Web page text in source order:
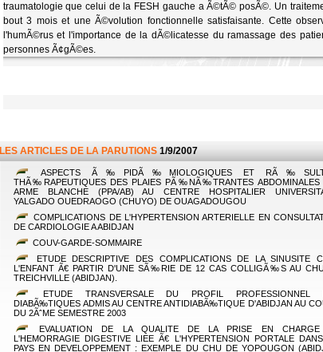
traumatologie que celui de la FESH gauche a Ã©tÃ© posÃ©. Un
bout 3 mois et une Ã©volution fonctionnelle satisfaisante. Cette
l'humÃ©rus et l'importance de la dÃ©licatesse du ramassage des
personnes Ã¢gÃ©es.
LES ARTICLES DE LA PARUTIONS 1/9/2007
ASPECTS Ã‰PIDÃ‰MIOLOGIQUES ET
THÃ‰RAPEUTIQUES DES PLAIES PÃ‰NÃ‰TRANTES ABDOMINALES
ARME BLANCHE (PPA/AB) AU CENTRE HOSPITALIER
YALGADO OUEDRAOGO (CHUYO) DE OUAGADOUGOU
COMPLICATIONS DE L'HYPERTENSION ARTERIELLE EN
DE CARDIOLOGIE A ABIDJAN
COUV-GARDE-SOMMAIRE
ETUDE DESCRIPTIVE DES COMPLICATIONS DE LA SINUSITE
L'ENFANT Ã€ PARTIR D'UNE SÃ‰RIE DE 12 CAS COLLIGÃ‰S AU
TREICHVILLE (ABIDJAN).
ETUDE TRANSVERSALE DU PROFIL PROFESSIONNEL
DIABÃ‰TIQUES ADMIS AU CENTRE ANTIDIABÃ‰TIQUE D'ABIDJAN AU
DU 2ÃˆME SEMESTRE 2003
EVALUATION DE LA QUALITE DE LA PRISE EN
L'HEMORRAGIE DIGESTIVE LIEE Ã€ L'HYPERTENSION PORTALE
PAYS EN DEVELOPPEMENT : EXEMPLE DU CHU DE YOPOUGON